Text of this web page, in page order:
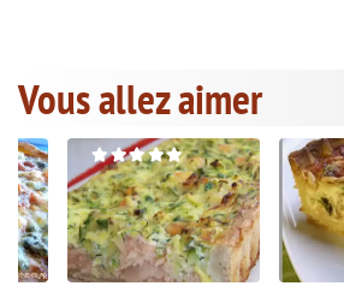
Vous allez aimer